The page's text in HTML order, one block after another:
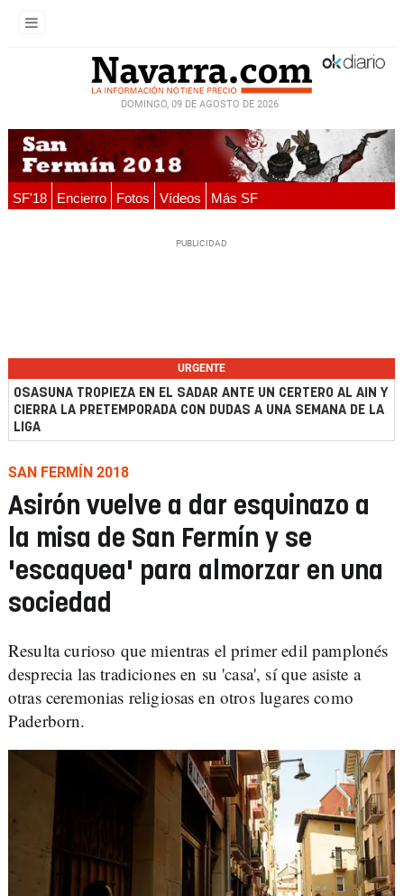
DOMINGO, 09 DE AGOSTO DE 2026
SF'18 Encierro Fotos Vídeos Más SF
URGENTE
OSASUNA TROPIEZA EN EL SADAR ANTE UN CERTERO AL AIN Y
CIERRA LA PRETEMPORADA CON DUDAS A UNA SEMANA DE LA
LIGA
SAN FERMÍN 2018
Asirón vuelve a dar esquinazo a
la misa de San Fermín y se
'escaquea' para almorzar en una
sociedad
Resulta curioso que mientras el primer edil pamplonés
desprecia las tradiciones en su 'casa', sí que asiste a
otras ceremonias religiosas en otros lugares como
Paderborn.